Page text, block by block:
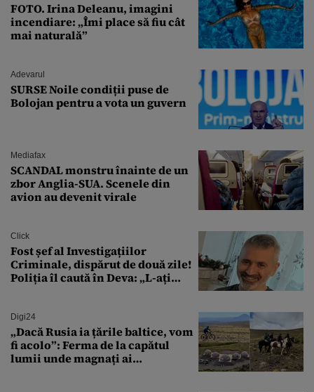
FOTO. Irina Deleanu, imagini
incendiare: „Îmi place să fiu cât
mai naturală”
Adevarul
SURSE Noile condiții puse de
Bolojan pentru a vota un guvern
Mediafax
SCANDAL monstru înainte de un
zbor Anglia-SUA. Scenele din
avion au devenit virale
Click
Fost șef al Investigațiilor
Criminale, dispărut de două zile!
Poliția îl caută în Deva: „L-ați
Digi24
„Dacă Rusia ia țările baltice, vom
fi acolo”: Ferma de la capătul
lumii unde magnați ai